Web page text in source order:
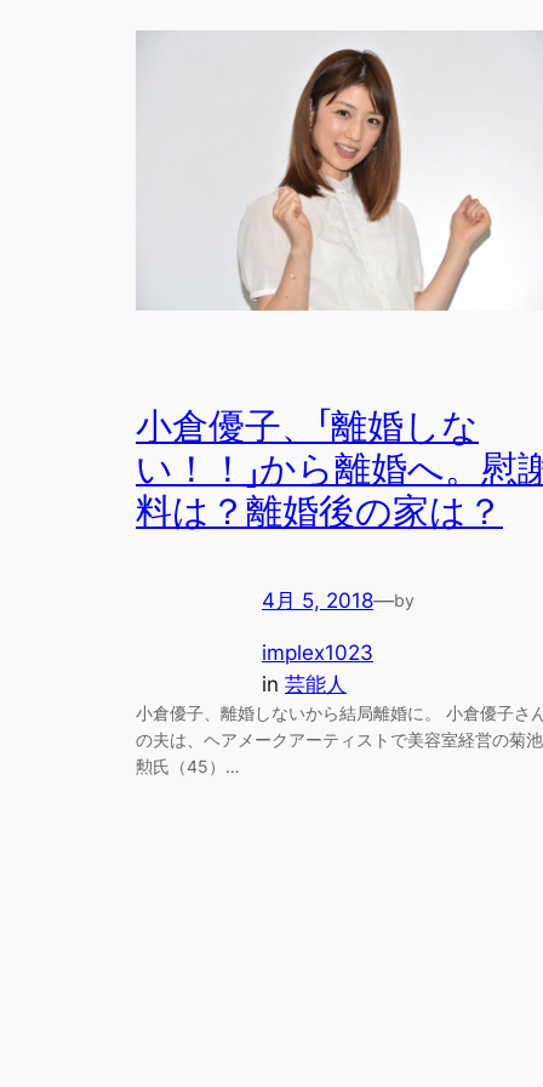
小倉優子、「離婚しな
い！！」から離婚へ。慰
料は？離婚後の家は？
4月 5, 2018—by
implex1023
in 芸能人
小倉優子、離婚しないから結局離婚に。 小倉優子さ
の夫は、ヘアメークアーティストで美容室経営の菊池
勲氏（45）…